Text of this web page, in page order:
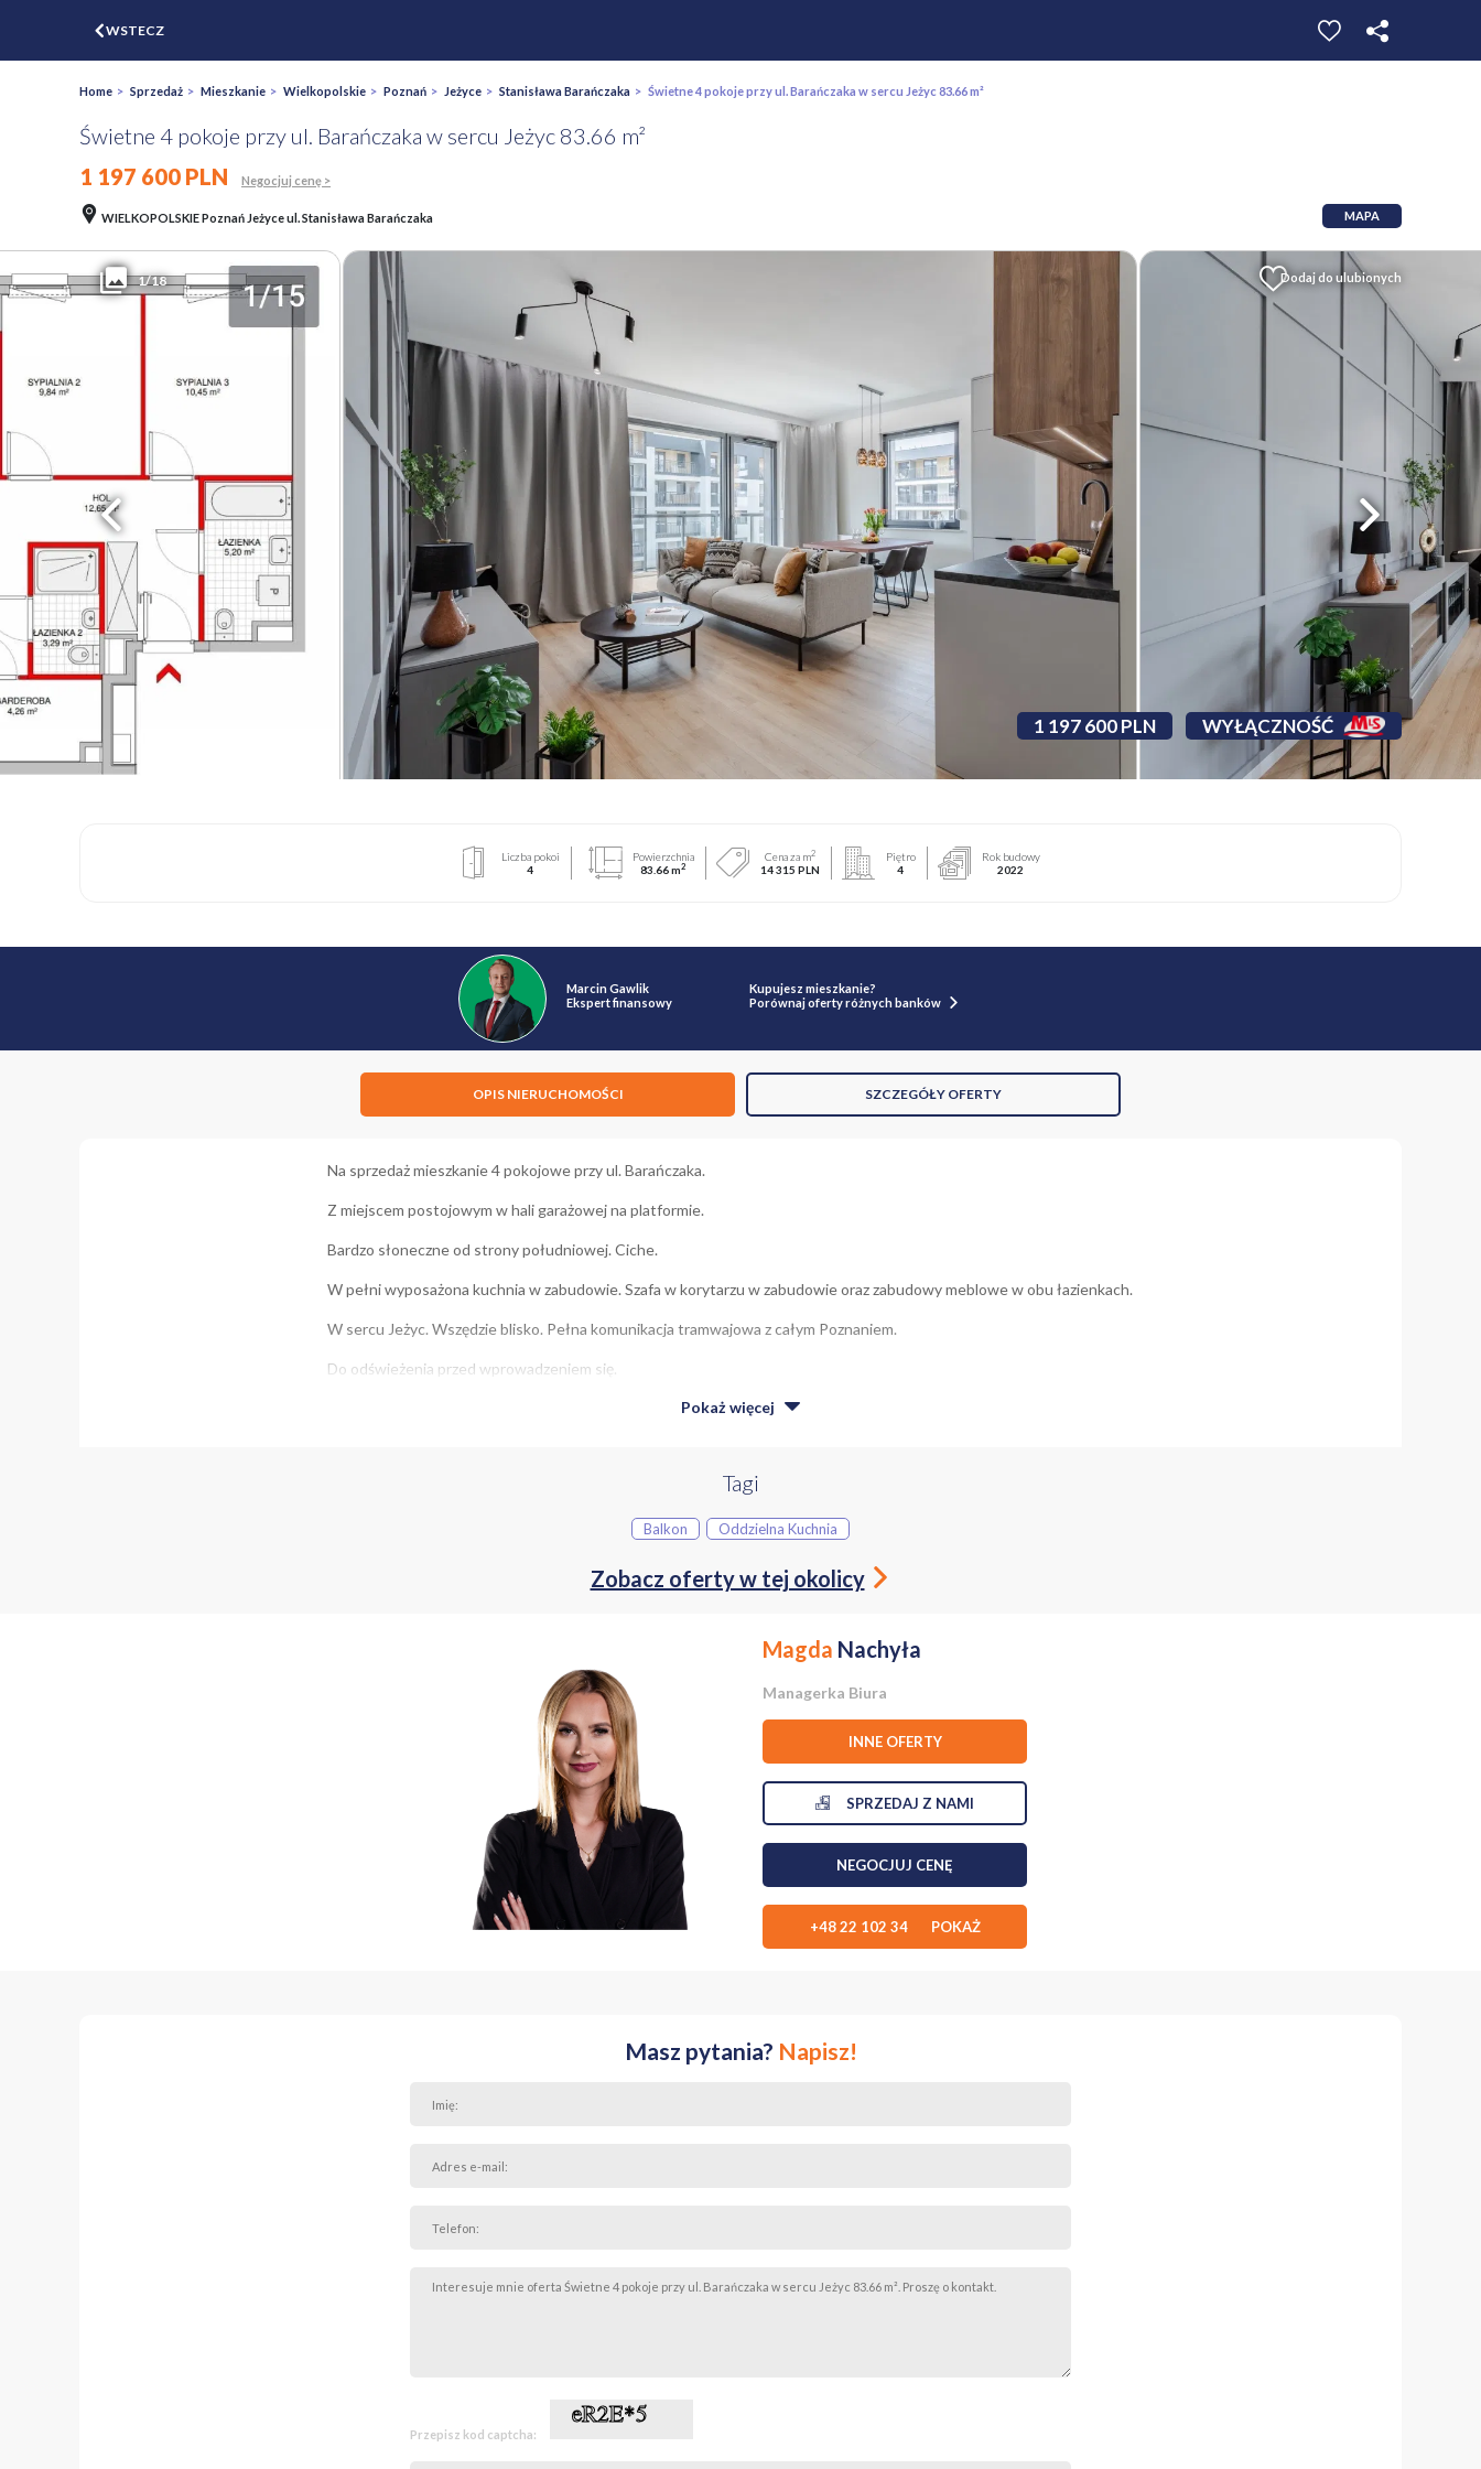
WSTECZ
Home > Sprzedaż > Mieszkanie > Wielkopolskie > Poznań > Jeżyce > Stanisława Barańczaka > Świetne 4 pokoje przy ul. Barańczaka w sercu Jeżyc 83.66 m²
Świetne 4 pokoje przy ul. Barańczaka w sercu Jeżyc 83.66 m²
1 197 600 PLN
Negocjuj cenę >
WIELKOPOLSKIE Poznań Jeżyce ul. Stanisława Barańczaka MAPA
1/18
1 197 600 PLN WYŁĄCZNOŚĆ
Dodaj do ulubionych
Liczba pokoi
4
Powierzchnia
83.66 m2
Cena za m2
14 315 PLN
Piętro
4
Rok budowy
2022
Marcin Gawlik
Ekspert finansowy
Kupujesz mieszkanie?
Porównaj oferty różnych banków
OPIS NIERUCHOMOŚCI SZCZEGÓŁY OFERTY
Na sprzedaż mieszkanie 4 pokojowe przy ul. Barańczaka.
Z miejscem postojowym w hali garażowej na platformie.
Bardzo słoneczne od strony południowej. Ciche.
W pełni wyposażona kuchnia w zabudowie. Szafa w korytarzu w zabudowie oraz zabudowy meblowe w obu łazienkach.
W sercu Jeżyc. Wszędzie blisko. Pełna komunikacja tramwajowa z całym Poznaniem.
Do odświeżenia przed wprowadzeniem się.
Dostępne od końca maja/początku czerwca 2026 do przejęcia.
Pokaż więcej
Tagi
Balkon Oddzielna Kuchnia
Zobacz oferty w tej okolicy
Magda Nachyła
Managerka Biura
INNE OFERTY
SPRZEDAJ Z NAMI
NEGOCJUJ CENĘ
+48 22 102 34 POKAŻ
Masz pytania? Napisz!
Przepisz kod captcha: